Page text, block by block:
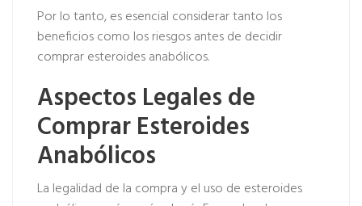
Por lo tanto, es esencial considerar tanto los
beneficios como los riesgos antes de decidir
comprar esteroides anabólicos.
Aspectos Legales de
Comprar Esteroides
Anabólicos
La legalidad de la compra y el uso de esteroides